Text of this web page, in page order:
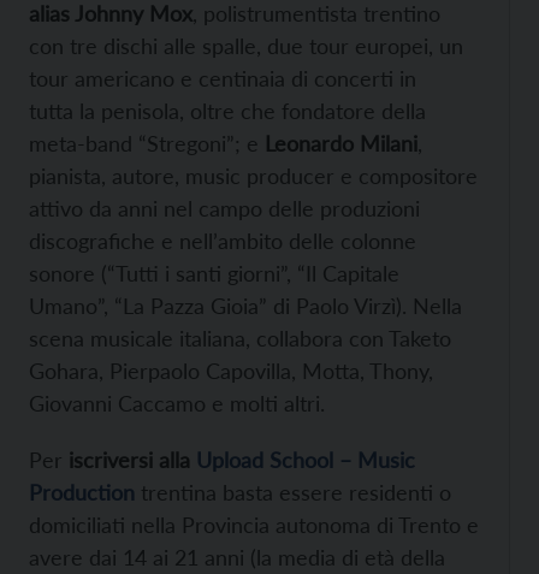
alias Johnny Mox , polistrumentista trentino
con tre dischi alle spalle, due tour europei, un
tour americano e centinaia di concerti in
tutta la penisola, oltre che fondatore della
meta-band “Stregoni”; e Leonardo Milani
pianista, autore, music producer e compositore
attivo da anni nel campo delle produzioni
discografiche e nell’ambito delle colonne
sonore (“Tutti i santi giorni”, “Il Capitale
Umano”, “La Pazza Gioia” di Paolo Virzì). Nella
scena musicale italiana, collabora con Taketo
Gohara, Pierpaolo Capovilla, Motta, Thony,
Giovanni Caccamo e molti altri.
Per iscriversi alla Upload School – Music
Production trentina basta essere residenti o
domiciliati nella Provincia autonoma di Trento e
avere dai 14 ai 21 anni (la media di età della